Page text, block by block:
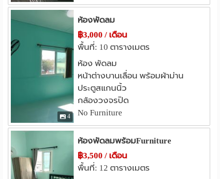
สนใจติดต่อสอบถาม :-
line id : KungNova
โทร : 086-559-9393 (กุ้ง)
โทร : 084-725-6494 (กัลยา)
ใช้เวลาเดินทาง 10 - 15 นาที ห้างสรรพสินค้า
Central rama 3 ห้างสรรพสินค้า Robinson Bangrak ทางลง
ทางด่วนถนนจันทน์ BTS สถานีรถไฟฟ้า สะพานตากสิน BTS
สถานีรถไฟฟ้า สุรศักดิ์
อื่นๆ
ตึก CAT บางรัก 2.1 กม.
ทางแยกต่างระดับตากสิน 3.2 กม.
สภากาชาดไทย 3.2 กม. วงเวียนใหญ่
แยกสาธุประดิษฐ์ 3.5 กม.
4
ห้องพัดลม
฿3,000 / เดือน
พื้นที่: 10 ตารางเมตร
ห้อง พัดลม
หน้าต่างบานเลื่อน พร้อมผ้าม่าน
ประตูสแกนนิ้ว
กล้องวงจรปิด
No Furniture
ห้องพัดลมพร้อมFurniture
฿3,500 / เดือน
พื้นที่: 12 ตารางเมตร